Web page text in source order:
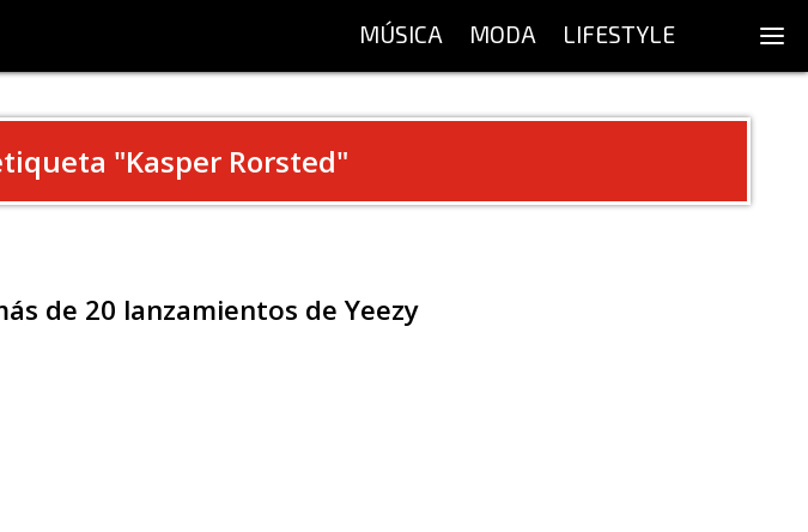
MÚSICA MODA LIFESTYLE
"Kasper Rorsted"
de 20 lanzamientos de Yeezy